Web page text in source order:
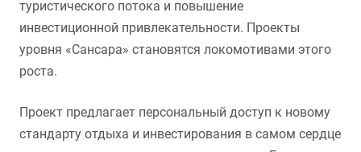
туристического потока и повышение
инвестиционной привлекательности. Проекты
уровня «Сансара» становятся локомотивами этого
роста.
Проект предлагает персональный доступ к новому
стандарту отдыха и инвестирования в самом сердце